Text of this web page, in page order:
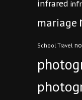
infrared
mariage
School Travel